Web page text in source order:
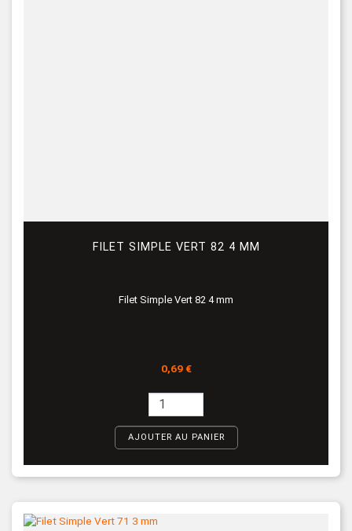
FILET SIMPLE VERT 82 4 MM
Filet Simple Vert 82 4 mm
Prix
0,69 €
AJOUTER AU PANIER